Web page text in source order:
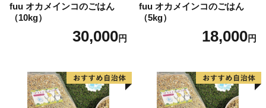
fuu オカメインコのごはん
（10kg）
30,000円
fuu オカメインコのごはん
（5kg）
18,000円